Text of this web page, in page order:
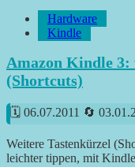
Hardware
Kindle
Amazon Kindle 3:
(Shortcuts)
06.07.2011
Weitere Tastenkürzel
leichter tippen, mit